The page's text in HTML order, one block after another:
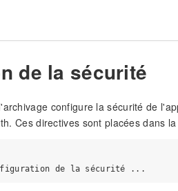
de la sécurité
configure la sécurité de
Ces directives sont placées dans